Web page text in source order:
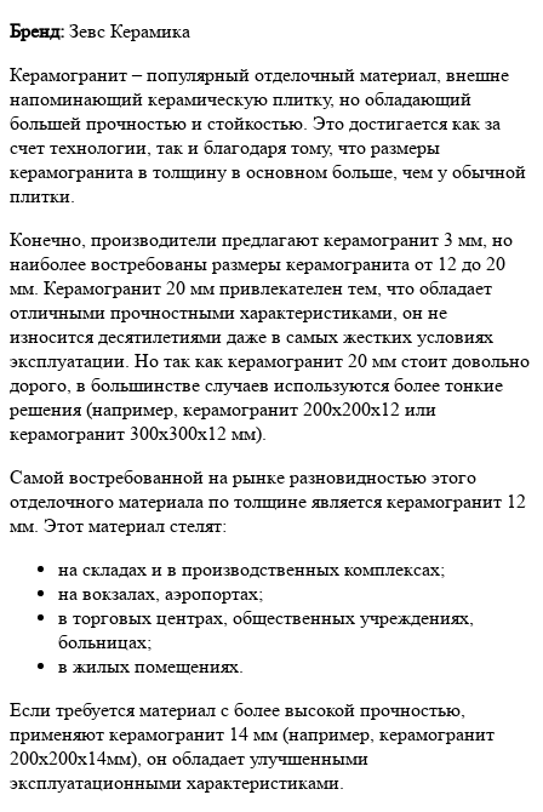
Бренд: Зевс Керамика
Керамогранит – популярный отделочный материал, внешне
напоминающий керамическую плитку, но обладающий
большей прочностью и стойкостью. Это достигается как за
счет технологии, так и благодаря тому, что размеры
керамогранита в толщину в основном больше, чем у обычной
плитки.
Конечно, производители предлагают керамогранит 3 мм, но
наиболее востребованы размеры керамогранита от 12 до 20
мм. Керамогранит 20 мм привлекателен тем, что обладает
отличными прочностными характеристиками, он не
износится десятилетиями даже в самых жестких условиях
эксплуатации. Но так как керамогранит 20 мм стоит довольно
дорого, в большинстве случаев используются более тонкие
решения (например, керамогранит 200х200х12 или
керамогранит 300х300х12 мм).
Самой востребованной на рынке разновидностью этого
отделочного материала по толщине является керамогранит 12
мм. Этот материал стелят:
на складах и в производственных комплексах;
на вокзалах, аэропортах;
в торговых центрах, общественных учреждениях,
больницах;
в жилых помещениях.
Если требуется материал с более высокой прочностью,
применяют керамогранит 14 мм (например, керамогранит
200х200х14мм), он обладает улучшенными
эксплуатационными характеристиками.